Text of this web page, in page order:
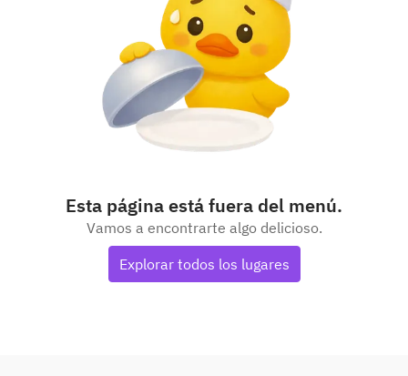
Esta página está fuera del menú.
Vamos a encontrarte algo delicioso.
Explorar todos los lugares